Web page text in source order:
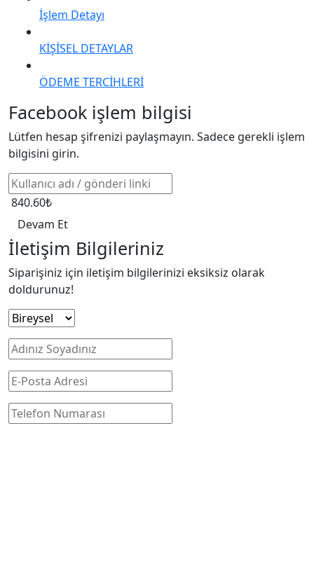
İşlem Detayı
KİŞİSEL DETAYLAR
ÖDEME TERCİHLERİ
Facebook işlem bilgisi
Lütfen hesap şifrenizi paylaşmayın. Sadece gerekli işlem
bilgisini girin.
840.60₺
Devam Et
İletişim Bilgileriniz
Siparişiniz için iletişim bilgilerinizi eksiksiz olarak
doldurunuz!